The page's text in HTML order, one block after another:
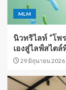
MLM
นิวทริไลท์ “โพ
เองสู่ไลฟ์สไตล์
29 มิถุนายน 2026